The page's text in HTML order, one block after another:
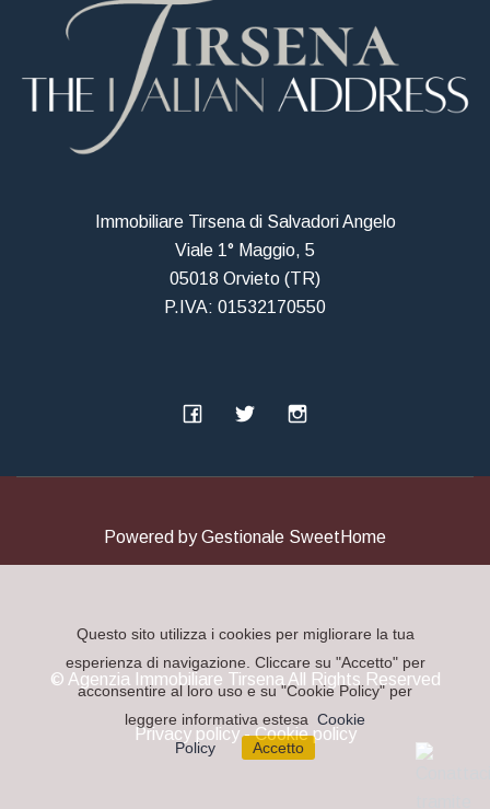
Immobiliare Tirsena di Salvadori Angelo
Viale 1° Maggio, 5
05018 Orvieto (TR)
P.IVA: 01532170550
Powered byGestionale SweetHome
© Agenzia Immobiliare Tirsena All Rights Reserved
Privacy policy-Cookie policy
Questo sito utilizza i cookies per migliorare la tua
esperienza di navigazione. Cliccare su "Accetto" per
acconsentire al loro uso e su "Cookie Policy" per
leggere informativa estesa Cookie
Policy
Accetto